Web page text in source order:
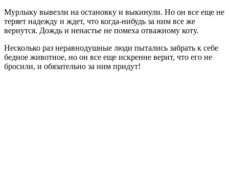
Мурлыку вывезли на остановку и выкинули. Но он все еще не
теряет надежду и ждет, что когда-нибудь за ним все же
вернутся. Дождь и ненастье не помеха отважному коту.
Несколько раз неравнодушные люди пытались забрать к себе
бедное животное, но он все еще искренне верит, что его не
бросили, и обязательно за ним придут!